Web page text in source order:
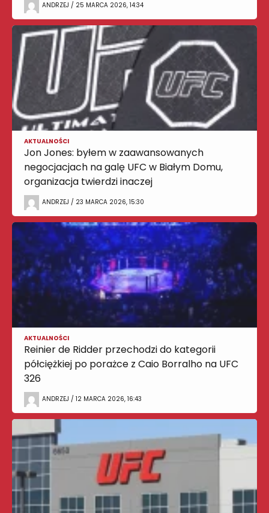
ANDRZEJ / 25 MARCA 2026, 14:34
AKTUALNOŚCI
Jon Jones: byłem w zaawansowanych
negocjacjach na galę UFC w Białym Domu,
organizacja twierdzi inaczej
ANDRZEJ / 23 MARCA 2026, 15:30
AKTUALNOŚCI
Reinier de Ridder przechodzi do kategorii
półciężkiej po porażce z Caio Borralho na UFC
326
ANDRZEJ / 12 MARCA 2026, 16:43